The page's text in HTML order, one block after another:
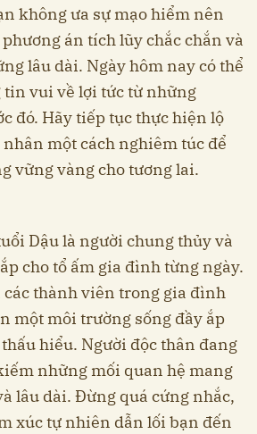
không ưa sự mạo hiểm nên
án tích lũy chắc chắn và
lâu dài. Ngày hôm nay có thể
vui về lợi tức từ những
đó. Hãy tiếp tục thực hiện lộ
một cách nghiêm túc để
vững vàng cho tương lai.
Dậu là người chung thủy và
cho tổ ấm gia đình từng ngày.
các thành viên trong gia đình
một môi trường sống đầy ắp
hiểu. Người độc thân đang
những mối quan hệ mang
lâu dài. Đừng quá cứng nhắc,
xúc tự nhiên dẫn lối bạn đến